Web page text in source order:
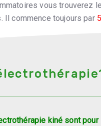
vous trouverez
Il commence toujours par
kiné sont